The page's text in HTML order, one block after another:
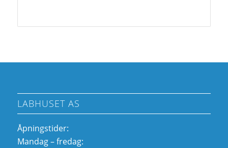
LABHUSET AS
Åpningstider:
Mandag – fredag: